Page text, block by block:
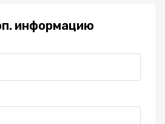
информацию